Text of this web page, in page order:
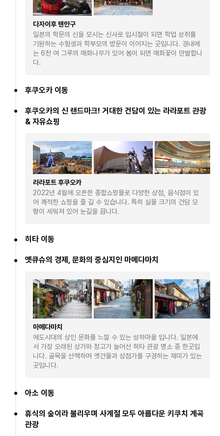
다자이후 텐만구
일본의 학문의 신을 모시는 신사로 입시철이 되면 학업 성취를
기원하는 수험생과 학부모의 방문이 이어지는 곳입니다. 경내에
는 6천 여 그루의 매화나무가 있어 봄이 되면 매화꽃이 만발합니
다.
후쿠오카 이동
후쿠오카의 신 랜드마크! 거대한 건담이 있는 라라포트 관광
& 자유쇼핑
라라포트 후쿠오카
2022년 4월에 오픈한 종합쇼핑몰로 다양한 상점, 음식점이 있
어 쾌적한 쇼핑을 즐 길 수 있습니다. 특히 실물 크기의 건담 모
형이 세워져 있어 눈길을 끕니다.
히타 이동
옛큐슈의 경제, 문화의 중심지인 마메다마치
마메다마치
에도시대의 상인 문화를 느낄 수 있는 성하마을 입니다. 일본에
서 가장 오래된 상가와 창고가 늘어선 히타 관광 명소 중 한곳입
니다. 골목을 산책하며 옛건물과 상점가를 구경하는 재미가 있는
곳입니다.
아소 이동
휴식의 숲이라 불리우며 사계절 모두 아름다운 키쿠치 계곡
관광